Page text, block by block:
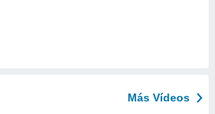
Más Vídeos